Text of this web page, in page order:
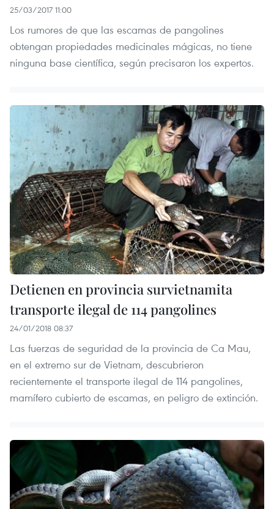
25/03/2017 11:00
Los rumores de que las escamas de pangolines
obtengan propiedades medicinales mágicas, no tiene
ninguna base científica, según precisaron los expertos.
Detienen en provincia survietnamita
transporte ilegal de 114 pangolines
24/01/2018 08:37
Las fuerzas de seguridad de la provincia de Ca Mau,
en el extremo sur de Vietnam, descubrieron
recientemente el transporte ilegal de 114 pangolines,
mamífero cubierto de escamas, en peligro de extinción.